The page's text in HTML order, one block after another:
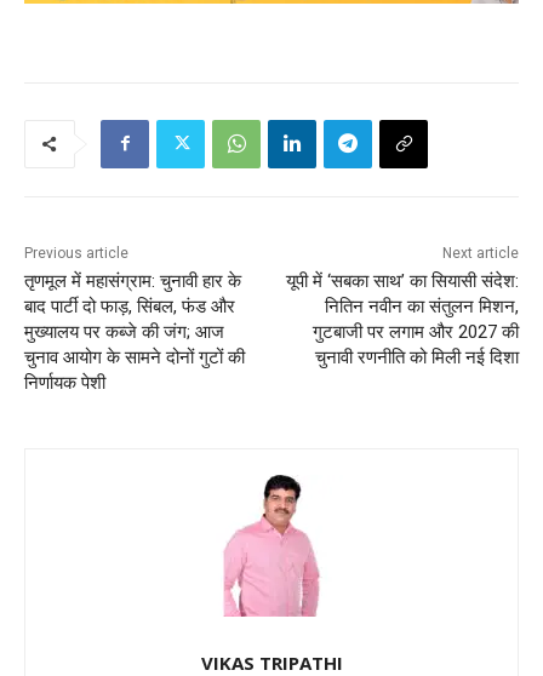
Previous article
तृणमूल में महासंग्राम: चुनावी हार के
बाद पार्टी दो फाड़, सिंबल, फंड और
मुख्यालय पर कब्जे की जंग; आज
चुनाव आयोग के सामने दोनों गुटों की
निर्णायक पेशी
Next article
यूपी में ‘सबका साथ’ का सियासी संदेश:
नितिन नवीन का संतुलन मिशन,
गुटबाजी पर लगाम और 2027 की
चुनावी रणनीति को मिली नई दिशा
VIKAS TRIPATHI